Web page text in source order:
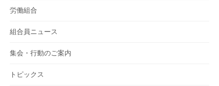
労働組合
組合員ニュース
集会・行動のご案内
トピックス